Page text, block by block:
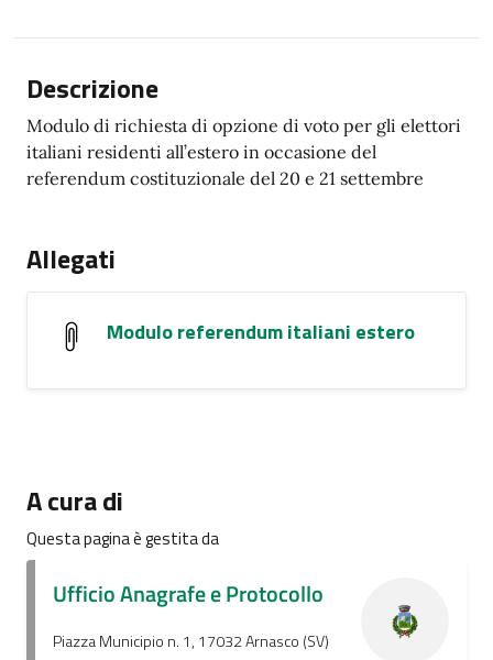
Descrizione
Modulo di richiesta di opzione di voto per gli elettori
italiani residenti all’estero in occasione del
referendum costituzionale del 20 e 21 settembre
Allegati
Modulo referendum italiani estero
A cura di
Questa pagina è gestita da
Ufficio Anagrafe e Protocollo
Piazza Municipio n. 1, 17032 Arnasco (SV)